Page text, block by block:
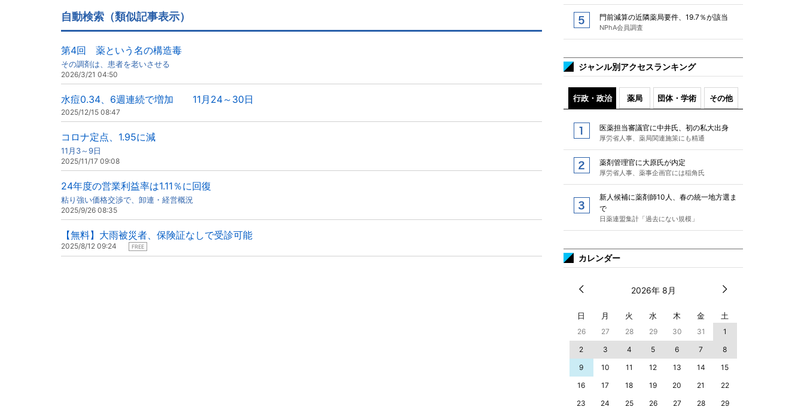
自動検索（類似記事表示）
第4回 薬という名の構造毒
その調剤は、患者を老いさせる
2026/3/21 04:50
水痘0.34、6週連続で増加 11月24～30日
2025/12/15 08:47
コロナ定点、1.95に減
11月3～9日
2025/11/17 09:08
24年度の営業利益率は1.11％に回復
粘り強い価格交渉で、卸連・経営概況
2025/9/26 08:35
【無料】大雨被災者、保険証なしで受診可能
2025/8/12 09:24 FREE
門前減算の近隣薬局要件、19.7％が該当
NPhA会員調査
ジャンル別アクセスランキング
行政・政治 薬局 団体・学術 その他
医薬担当審議官に中井氏、初の私大出身
厚労省人事、薬局関連施策にも精通
薬剤管理官に大原氏が内定
厚労省人事、薬事企画官には稲角氏
新人候補に薬剤師10人、春の統一地方選ま
で
日薬連盟集計「過去にない規模」
カレンダー
2026年 8月
日 月 火 水 木 金 土
26 27 28 29 30 31
1
2
3 4 5 6 7
8
9
10 11 12 13 14
15
16
17 18 19 20 21
22
23
24 25 26 27 28
29